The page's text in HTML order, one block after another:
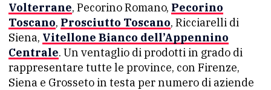
Volterrane, Pecorino Romano, Pecorino
Toscano, Prosciutto Toscano, Ricciarelli di
Siena, Vitellone Bianco dell’Appennino
Centrale. Un ventaglio di prodotti in grado di
rappresentare tutte le province, con Firenze,
Siena e Grosseto in testa per numero di aziende